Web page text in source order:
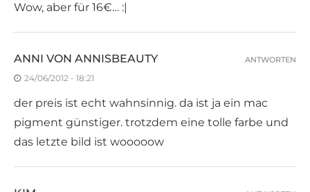
Wow, aber für 16€… :|
ANNI VON ANNISBEAUTY
24/06/2012 - 18:21
der preis ist echt wahnsinnig. da ist ja ein mac
pigment günstiger. trotzdem eine tolle farbe und
das letzte bild ist wooooow
ANTWORTEN